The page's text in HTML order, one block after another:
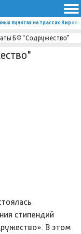
пунктах на трассах
БФ "Содружество"
стипендий
В этом